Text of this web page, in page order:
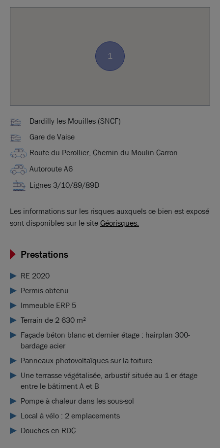
bâtiment A et B. 7UP bénéficie d'un bon ratio de parking de 1/45
1
Dardilly les Mouilles (SNCF)
Gare de Vaise
Route du Perollier, Chemin du Moulin Carron
Autoroute A6
Lignes 3/10/89/89D
Les informations sur les risques auxquels ce bien est exposé
sont disponibles sur le siteGéorisques.
Prestations
RE 2020
Permis obtenu
Immeuble ERP 5
Terrain de 2 630 m²
Façade béton blanc et dernier étage : hairplan 300-
bardage acier
Panneaux photovoltaïques sur la toiture
Une terrasse végétalisée, arbustif située au 1 er étage
entre le bâtiment A et B
Pompe à chaleur dans les sous-sol
Local à vélo : 2 emplacements
Douches en RDC